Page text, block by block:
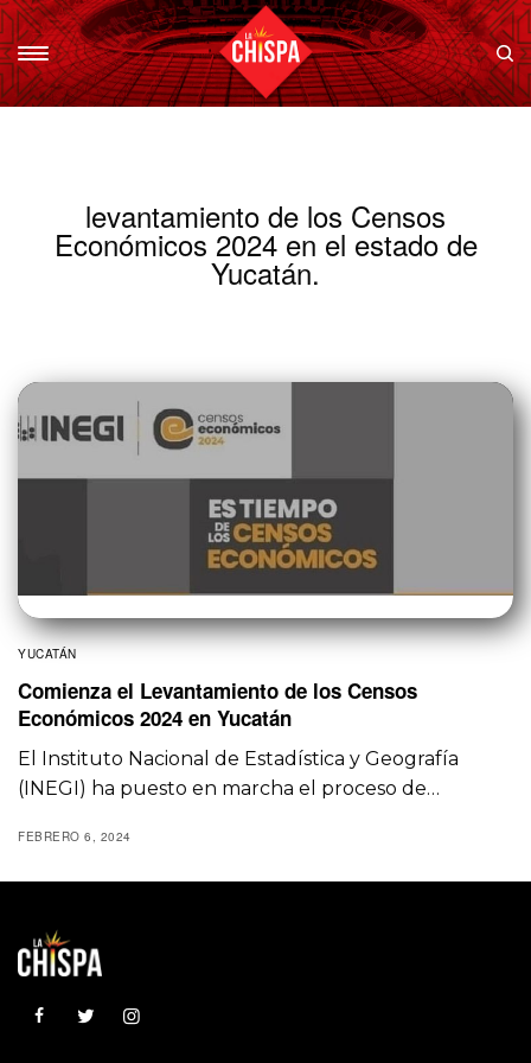
levantamiento de los Censos
Económicos 2024 en el estado de
Yucatán.
YUCATÁN
Comienza el Levantamiento de los Censos
Económicos 2024 en Yucatán
El Instituto Nacional de Estadística y Geografía
(INEGI) ha puesto en marcha el proceso de…
FEBRERO 6, 2024